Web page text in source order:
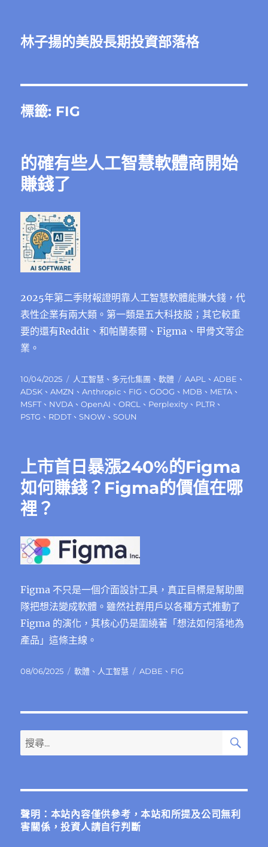
林子揚的美股長期投資部落格
標籤: FIG
的確有些人工智慧軟體商開始
賺錢了
2025年第二季財報證明靠人工智慧軟體能賺大錢，代
表性企業有兩大類。第一類是五大科技股；其它較重
要的還有Reddit、和帕蘭泰爾、Figma、甲骨文等企
業。
發
佈
日
期:
10/04/2025
分
類
人工智慧 、 多元化集團 、軟體
標
籤
AAPL 、ADBE 、
ADSK 、AMZN 、Anthropic 、 FIG 、GOOG 、 MDB 、 META 、
MSFT、 NVDA 、OpenAI 、ORCL 、 Perplexity 、 PLTR 、
PSTG 、 RDDT、SNOW 、SOUN
上市首日暴漲240%的Figma
如何賺錢？Figma的價值在哪
裡？
Figma 不只是一個介面設計工具，真正目標是幫助團
隊把想法變成軟體。雖然社群用戶以各種方式推動了
Figma 的演化，其核心仍是圍繞著「想法如何落地為
產品」這條主線。
發
08/06/2025
分
軟體 、 人工智慧
標
ADBE 、 FIG
搜
尋
鍵
搜
聲明：本站內容僅供參考，本站和所提及公司無利
害關係，投資人請自行判斷